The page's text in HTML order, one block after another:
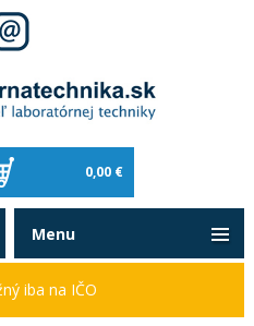
0,00 €
iba na IČO
Menu